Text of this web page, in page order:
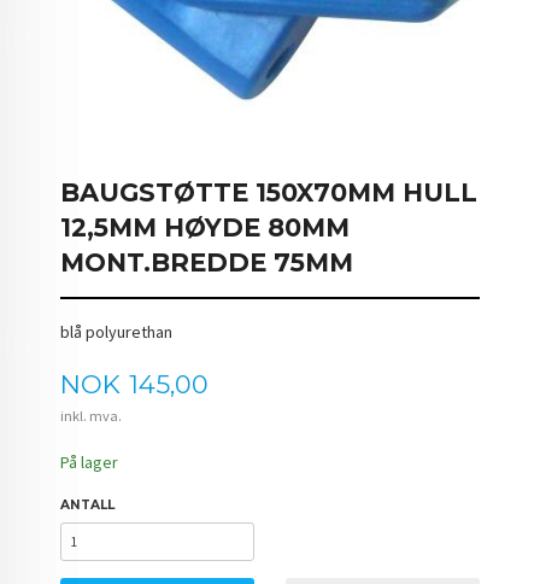
BAUGSTØTTE 150X70MM HULL
12,5MM HØYDE 80MM
MONT.BREDDE 75MM
blå polyurethan
Pris
NOK 145,00
inkl. mva.
På lager
ANTALL